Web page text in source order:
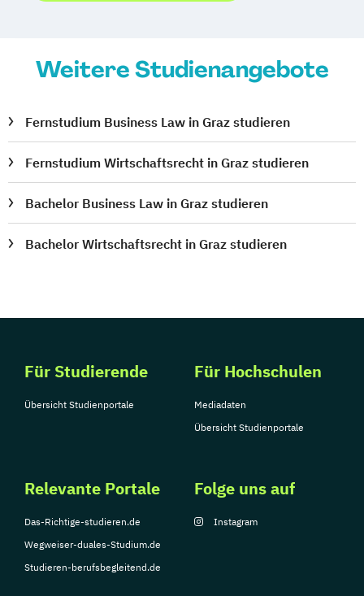
Weitere Studienangebote
Fernstudium Business Law in Graz studieren
Fernstudium Wirtschaftsrecht in Graz studieren
Bachelor Business Law in Graz studieren
Bachelor Wirtschaftsrecht in Graz studieren
Für Studierende
Übersicht Studienportale
Für Hochschulen
Mediadaten
Übersicht Studienportale
Relevante Portale
Das-Richtige-studieren.de
Wegweiser-duales-Studium.de
Studieren-berufsbegleitend.de
Folge uns auf
Instagram